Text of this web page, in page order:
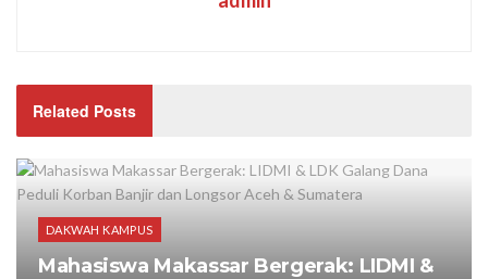
Related Posts
DAKWAH KAMPUS
Mahasiswa Makassar Bergerak: LIDMI &